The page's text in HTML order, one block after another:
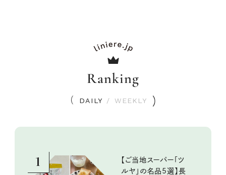
Ranking
DAILY / WEEKLY
1
【ご当地スーパー「ツ
ルヤ」の名品5選】長